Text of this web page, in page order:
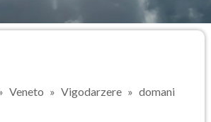
Veneto Vigodarzere domani